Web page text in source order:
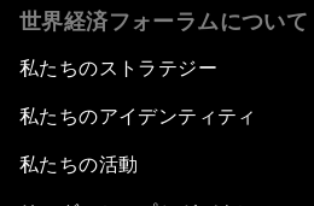
世界経済フォーラムについて
私たちのストラテジー
私たちのアイデンティティ
私たちの活動